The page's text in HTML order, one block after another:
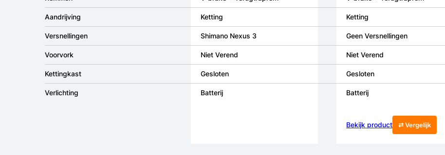
Aandrijving Ketting
Versnellingen Shimano Nexus 3
Voorvork Niet Verend
Kettingkast Gesloten
Verlichting Batterij
Ketting
Geen Versnellingen
Niet Verend
Gesloten
Batterij
Bekijk product ⇄ Vergelijk